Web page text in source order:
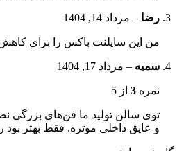
رضا – مرداد 14, 1404
من این سایلنت باکس را برای
سمیه – مرداد 17, 1404
نمره 3 از 5
توی سالن تولید ما فن‌های بزرگی
و عایق داخلی موثره. فقط بهتر